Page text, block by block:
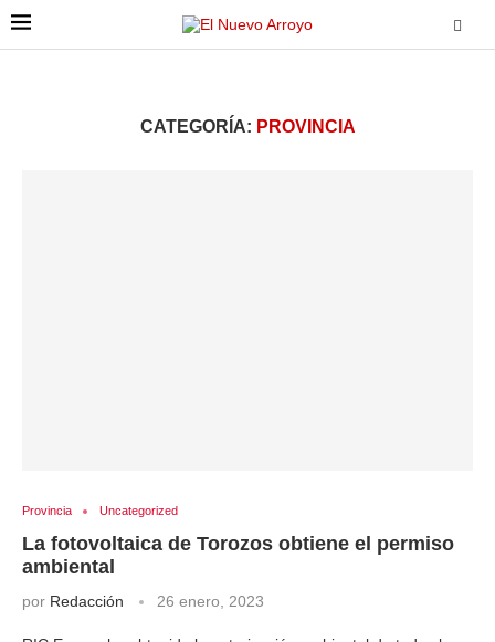
CATEGORÍA: PROVINCIA
Provincia Uncategorized
La fotovoltaica de Torozos obtiene el permiso
ambiental
por Redacción 26 enero, 2023